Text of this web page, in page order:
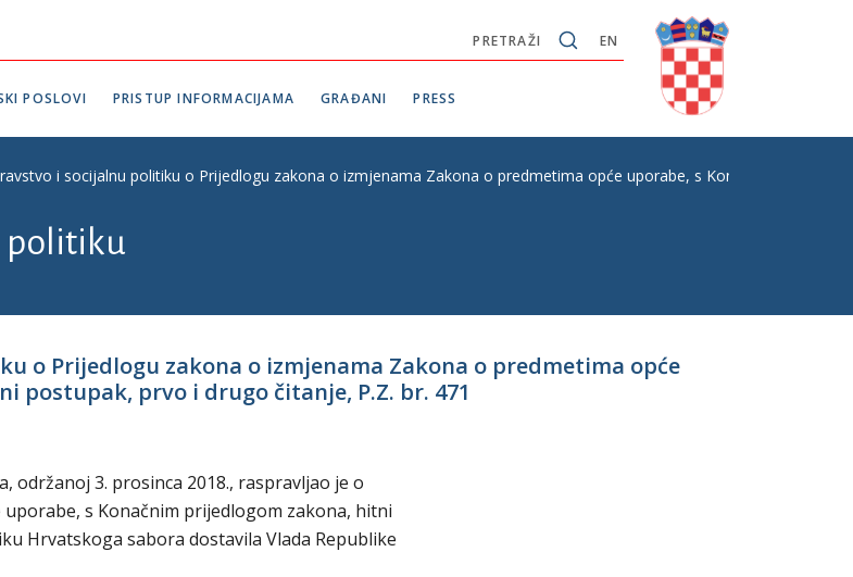
EN
PRETRAŽI
POSLOVI PRISTUP INFORMACIJAMA GRAĐANI PRESS
i socijalnu politiku o Prijedlogu zakona o izmjenama Zakona o predmetima opće uporabe, s Konačnim
politiku
o Prijedlogu zakona o izmjenama Zakona o predmetima opće
postupak, prvo i drugo čitanje, P.Z. br. 471
održanoj 3. prosinca 2018., raspravljao je o
s Konačnim prijedlogom zakona, hitni
Hrvatskoga sabora dostavila Vlada Republike